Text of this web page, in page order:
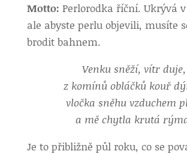
Motto: Perlorodka říční. Ukrývá
ale abyste perlu objevili, musíte
brodit bahnem.
Venku sněží, vítr duje,
z komínů obláčků kouř
vločka sněhu vzduchem
a mě chytla krutá
Je to přibližně půl roku, co se